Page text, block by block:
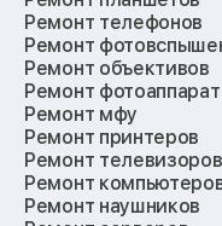
Ремонт телефонов
Ремонт
Ремонт объективов
Ремонт
Ремонт мфу
Ремонт принтеров
Ремонт телевизоров
Ремонт
Ремонт наушников